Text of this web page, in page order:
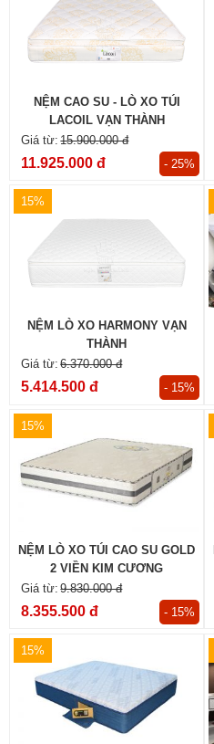
NỆM CAO SU - LÒ XO TÚI
LACOIL VẠN THÀNH
15.900.000 đ
11.925.000 đ - 25%
15%
NỆM LÒ XO HARMONY VẠN
THÀNH
6.370.000 đ
5.414.500 đ - 15%
15%
NỆM LÒ XO TÚI CAO SU GOLD
2 VIỀN KIM CƯƠNG
9.830.000 đ
8.355.500 đ - 15%
15%